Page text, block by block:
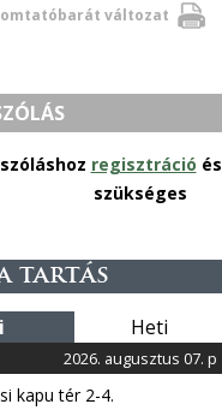
változat
regisztráció és
szükséges
tartás
Heti
2026. augusztus 07. p
kapu tér 2-4.